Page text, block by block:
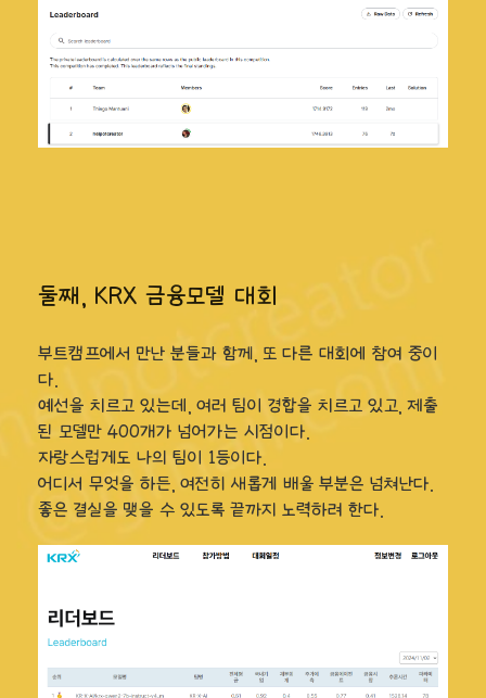
둘째, KRX 금융모델 대회
부트캠프에서 만난 분들과 함께, 또 다른 대회에 참여 중이
다.
예선을 치르고 있는데, 여러 팀이 경합을 치르고 있고, 제출
된 모델만 400개가 넘어가는 시점이다.
자랑스럽게도 나의 팀이 1등이다.
어디서 무엇을 하든, 여전히 새롭게 배울 부분은 넘쳐난다.
좋은 결실을 맺을 수 있도록 끝까지 노력하려 한다.